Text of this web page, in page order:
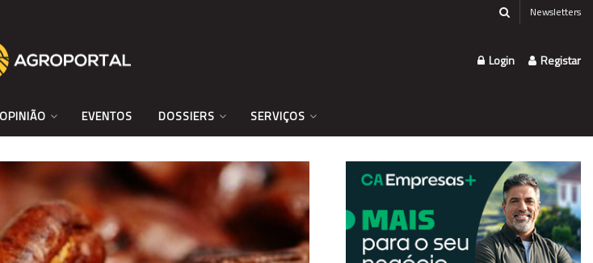
Newsletters
Login Registar
OPINIÃO EVENTOS DOSSIERS SERVIÇOS